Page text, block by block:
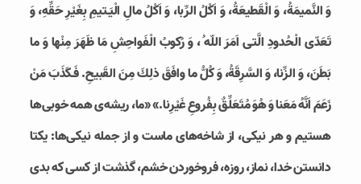
وَ النَّميمَةُ، وَ الْقَطيعَةُ، وَ اَكْلُ الرِّبا، وَ اَكْلُ مالِ الْيَـتيمِ بِغَيْرِ حَقِّهِ، وَ
تَعَدّى الْحُدودِ الَّتى اَمَرَ اللّه ُ، وَ رُكوبُ الْفَواحِشِ مَا ظَهَرَ مِنْها وَ ما
بَطَنَ، وَ الزِّنا، وَ السَّرِقَةُ، وَ كُلُّ ما وافَقَ ذلِكَ مِنَ القَبيحِ. فَـكَذَبَ مَنْ
زَعَمَ اَنَّهُ مَعَنا وَ هُوَ مُتَعَلِّقٌ بِفُروعِ غَيْرِنا.» «ما، ريشه‌ی همه خوبى‌ها
هستيم و هر نيكى، از شاخه‌هاى ماست و از جمله نيكى‌ها: يكتا
دانستن خدا، نماز، روزه، فروخوردن خشم، گذشت از كسى كه بدى